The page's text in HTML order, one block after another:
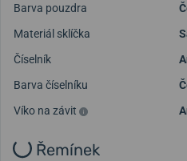
Barva pouzdra
Materiál sklíčka
Číselník
Barva číselníku
Víko na závit
Řemínek